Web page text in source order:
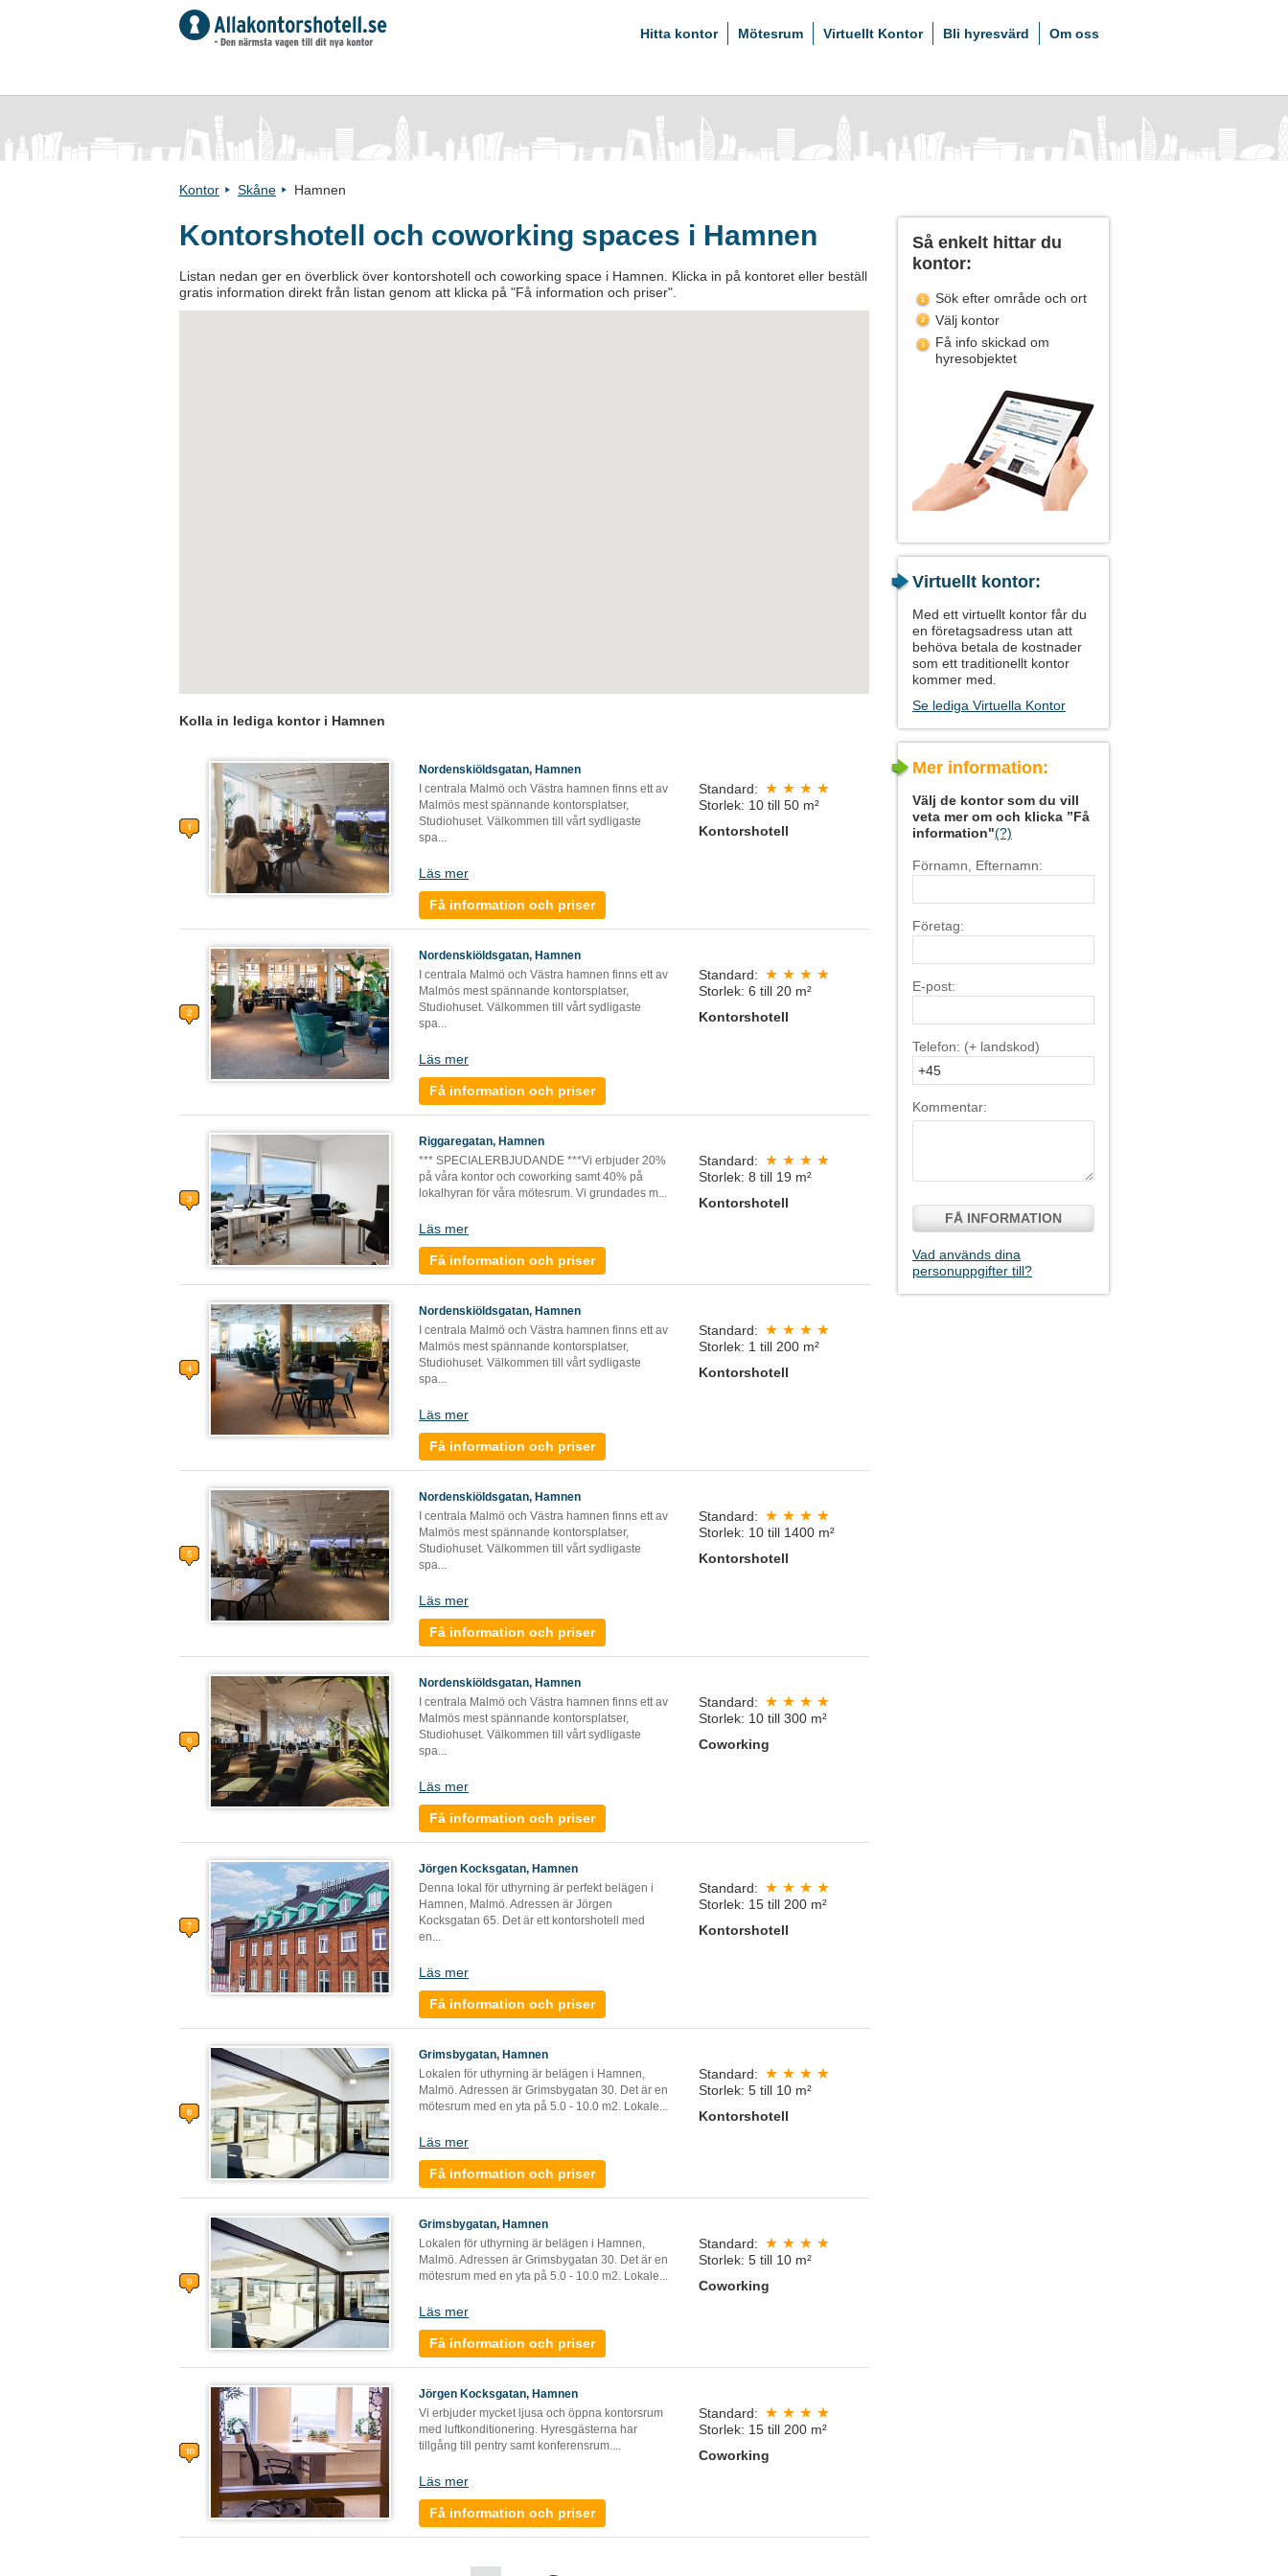
Hitta kontor Mötesrum Virtuellt Kontor Bli hyresvärd Om oss
Kontor Skåne Hamnen
Kontorshotell och coworking spaces i Hamnen
Listan nedan ger en överblick över kontorshotell och coworking space i Hamnen. Klicka in på kontoret eller beställ
gratis information direkt från listan genom att klicka på "Få information och priser".
Kolla in lediga kontor i Hamnen
Nordenskiöldsgatan, Hamnen
I centrala Malmö och Västra hamnen finns ett av
Malmös mest spännande kontorsplatser,
Studiohuset. Välkommen till vårt sydligaste
spa...
Läs mer
Få information och priser
Standard:
Storlek: 10 till 50 m²
Kontorshotell
Nordenskiöldsgatan, Hamnen
I centrala Malmö och Västra hamnen finns ett av
Malmös mest spännande kontorsplatser,
Studiohuset. Välkommen till vårt sydligaste
spa...
Läs mer
Få information och priser
Standard:
Storlek: 6 till 20 m²
Kontorshotell
Riggaregatan, Hamnen
*** SPECIALERBJUDANDE ***Vi erbjuder 20%
på våra kontor och coworking samt 40% på
lokalhyran för våra mötesrum. Vi grundades m...
Läs mer
Få information och priser
Standard:
Storlek: 8 till 19 m²
Kontorshotell
Nordenskiöldsgatan, Hamnen
I centrala Malmö och Västra hamnen finns ett av
Malmös mest spännande kontorsplatser,
Studiohuset. Välkommen till vårt sydligaste
spa...
Läs mer
Få information och priser
Standard:
Storlek: 1 till 200 m²
Kontorshotell
Nordenskiöldsgatan, Hamnen
I centrala Malmö och Västra hamnen finns ett av
Malmös mest spännande kontorsplatser,
Studiohuset. Välkommen till vårt sydligaste
spa...
Läs mer
Få information och priser
Standard:
Storlek: 10 till 1400 m²
Kontorshotell
Nordenskiöldsgatan, Hamnen
I centrala Malmö och Västra hamnen finns ett av
Malmös mest spännande kontorsplatser,
Studiohuset. Välkommen till vårt sydligaste
spa...
Läs mer
Få information och priser
Standard:
Storlek: 10 till 300 m²
Coworking
Jörgen Kocksgatan, Hamnen
Denna lokal för uthyrning är perfekt belägen i
Hamnen, Malmö. Adressen är Jörgen
Kocksgatan 65. Det är ett kontorshotell med
en...
Läs mer
Få information och priser
Standard:
Storlek: 15 till 200 m²
Kontorshotell
Grimsbygatan, Hamnen
Lokalen för uthyrning är belägen i Hamnen,
Malmö. Adressen är Grimsbygatan 30. Det är en
mötesrum med en yta på 5.0 - 10.0 m2. Lokale...
Läs mer
Få information och priser
Standard:
Storlek: 5 till 10 m²
Kontorshotell
Grimsbygatan, Hamnen
Lokalen för uthyrning är belägen i Hamnen,
Malmö. Adressen är Grimsbygatan 30. Det är en
mötesrum med en yta på 5.0 - 10.0 m2. Lokale...
Läs mer
Få information och priser
Standard:
Storlek: 5 till 10 m²
Coworking
Jörgen Kocksgatan, Hamnen
Vi erbjuder mycket ljusa och öppna kontorsrum
med luftkonditionering. Hyresgästerna har
tillgång till pentry samt konferensrum....
Läs mer
Få information och priser
Standard:
Storlek: 15 till 200 m²
Coworking
Så enkelt hittar du
kontor:
Sök efter område och ort
Välj kontor
Få info skickad om
hyresobjektet
Virtuellt kontor:
Med ett virtuellt kontor får du
en företagsadress utan att
behöva betala de kostnader
som ett traditionellt kontor
kommer med.
Se lediga Virtuella Kontor
Mer information:
Välj de kontor som du vill
veta mer om och klicka ”Få
information"(?)
Förnamn, Efternamn:
Företag:
E-post:
Telefon: (+ landskod)
Kommentar:
FÅ INFORMATION
Vad används dina
personuppgifter till?